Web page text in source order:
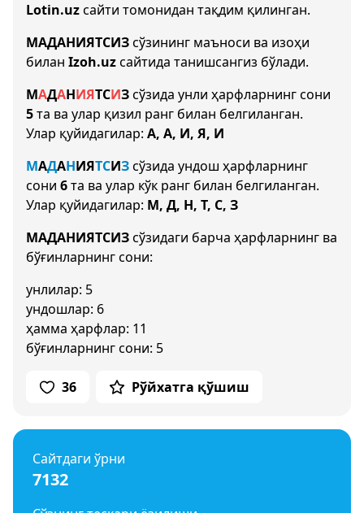
Lotin.uzсайти томонидан тақдим қилинган.
МАДАНИЯТСИЗсўзининг маъноси ва изоҳи
билан Izoh.uzсайтида танишсангиз бўлади.
МАДАНИЯТСИЗсўзида унли ҳарфларнинг сони
5та ва улар қизил ранг билан белгиланган.
Улар қуйидагилар: А, А, И, Я, И
МАДАНИЯТСИЗсўзида ундош ҳарфларнинг
сони 6та ва улар кўк ранг билан белгиланган.
Улар қуйидагилар: М, Д, Н, Т, С, З
МАДАНИЯТСИЗсўзидаги барча ҳарфларнинг ва
бўғинларнинг сони:
унлилар: 5
ундошлар: 6
ҳамма ҳарфлар: 11
бўғинларнинг сони: 5
36 Рўйхатга қўшиш
Сайтдаги ўрни
7132